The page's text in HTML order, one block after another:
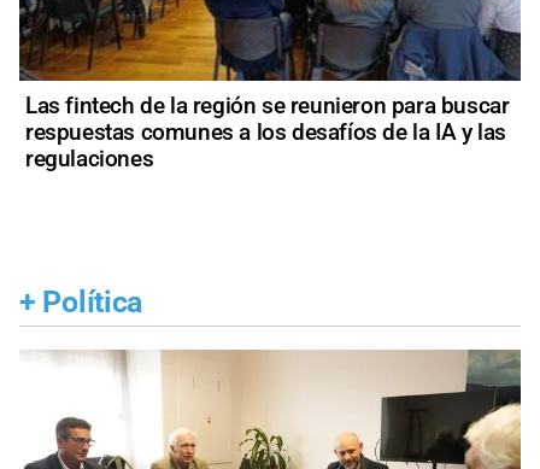
Las fintech de la región se reunieron para buscar
respuestas comunes a los desafíos de la IA y las
regulaciones
+ Política